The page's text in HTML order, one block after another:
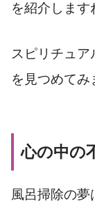
を紹介します
スピリチュ
を見つめてみ
心の中の
風呂掃除の